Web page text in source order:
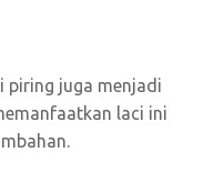
piring juga menjadi
laci ini